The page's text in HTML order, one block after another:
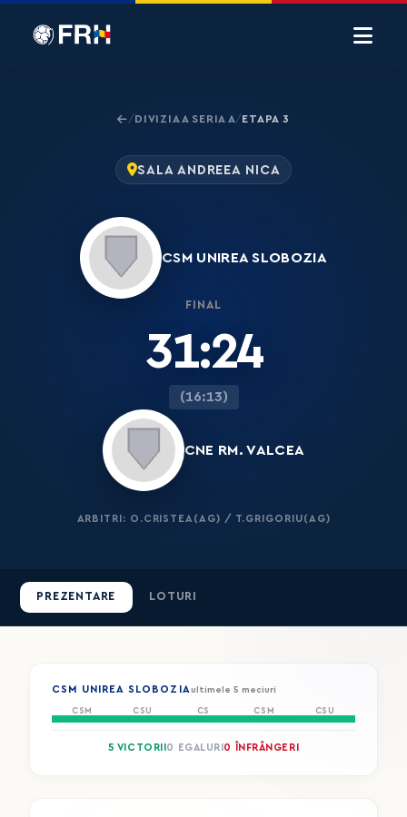
/DIVIZIA A SERIA A/ETAPA 3
SALA ANDREEA NICA
CSM UNIREA SLOBOZIA
FINAL
31:24
(16:13)
CNE RM. VALCEA
ARBITRI: O.CRISTEA(AG) / T.GRIGORIU(AG)
PREZENTARE LOTURI
CSM UNIREA SLOBOZIA ultimele 5 meciuri
CSM CSU CS CSM CSU
5 VICTORII 0 EGALURI 0 ÎNFRÂNGERI